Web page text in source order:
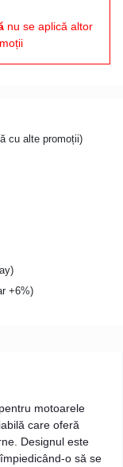
nu se aplică altor
cu alte promoții)
+6%)
motoarele
care oferă
Designul este
o să se